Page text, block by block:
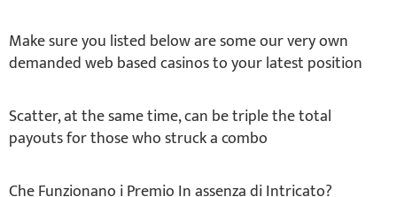
Make sure you listed below are some our very own
demanded web based casinos to your latest position
Scatter, at the same time, can be triple the total
payouts for those who struck a combo